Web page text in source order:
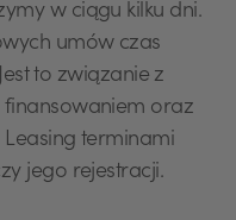
w ciągu kilku dni.
umów czas
to związanie z
oraz
Leasing terminami
jego rejestracji.